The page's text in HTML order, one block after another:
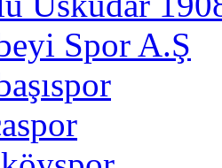
Spor A.Ş